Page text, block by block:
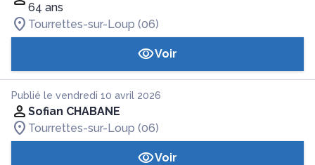
64 ans
Tourrettes-sur-Loup (06)
Voir
Publié le vendredi 10 avril 2026
Sofian CHABANE
Tourrettes-sur-Loup (06)
Voir